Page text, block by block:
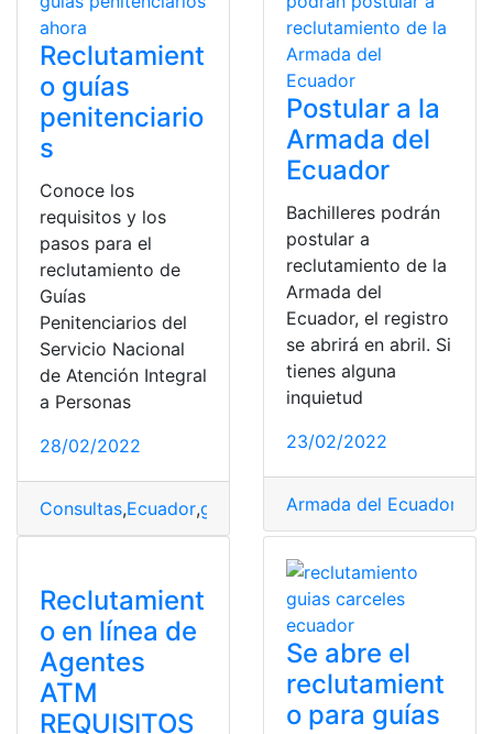
Reclutamient
o guías
penitenciario
s
Conoce los
requisitos y los
pasos para el
reclutamiento de
Guías
Penitenciarios del
Servicio Nacional
de Atención Integral
a Personas
28/02/2022
Consultas,Ecuador,guía penitenciario, Reclutamiento
Postular a la
Armada del
Ecuador
Bachilleres podrán
postular a
reclutamiento de la
Armada del
Ecuador, el registro
se abrirá en abril. Si
tienes alguna
inquietud
23/02/2022
Armada del Ecuador
Reclutamient
o en línea de
Agentes
ATM
REQUISITOS
Se abre el
reclutamient
o para guías